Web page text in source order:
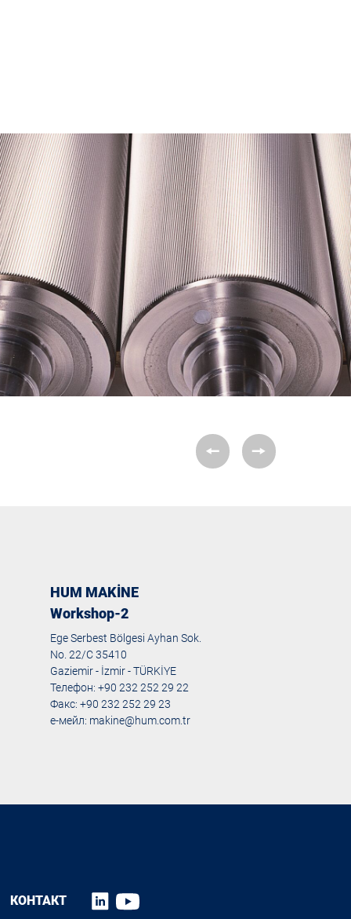
HUM MAKİNE
Workshop-2
Ege Serbest Bölgesi Ayhan Sok.
No. 22/C 35410
Gaziemir - İzmir - TÜRKİYE
Телефон: +90 232 252 29 22
Факс: +90 232 252 29 23
е-мейл: makine@hum.com.tr
КОНТАКТ